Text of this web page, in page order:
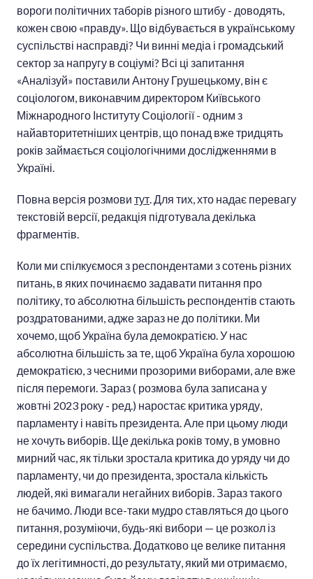
вороги політичних таборів різного штибу - доводять,
кожен свою «правду». Що відбувається в українському
суспільстві насправді? Чи винні медіа і громадський
сектор за напругу в соціумі? Всі ці запитання
«Аналізуй» поставили Антону Грушецькому, він є
соціологом, виконавчим директором Київського
Міжнародного Інституту Соціології - одним з
найавторитетніших центрів, що понад вже тридцять
років займається соціологічними дослідженнями в
Україні.
Повна версія розмови тут. Для тих, хто надає перевагу
текстовій версії, редакція підготувала декілька
фрагментів.
Коли ми спілкуємося з респондентами з сотень різних
питань, в яких починаємо задавати питання про
політику, то абсолютна більшість респондентів стають
роздратованими, адже зараз не до політики. Ми
хочемо, щоб Україна була демократією. У нас
абсолютна більшість за те, щоб Україна була хорошою
демократією, з чесними прозорими виборами, але вже
після перемоги. Зараз ( розмова була записана у
жовтні 2023 року - ред.) наростає критика уряду,
парламенту і навіть президента. Але при цьому люди
не хочуть виборів. Ще декілька років тому, в умовно
мирний час, як тільки зростала критика до уряду чи до
парламенту, чи до президента, зростала кількість
людей, які вимагали негайних виборів. Зараз такого
не бачимо. Люди все-таки мудро ставляться до цього
питання, розуміючи, будь-які вибори — це розкол із
середини суспільства. Додатково це велике питання
до їх легітимності, до результату, який ми отримаємо,